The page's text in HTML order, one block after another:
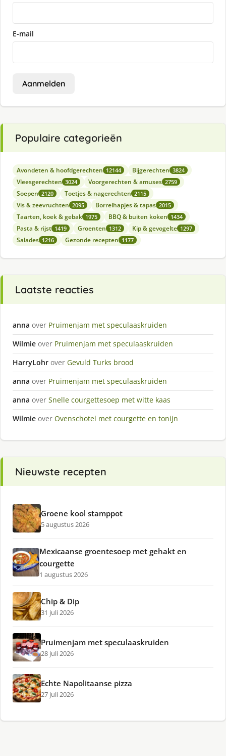
E-mail
Aanmelden
Populaire categorieën
Avondeten & hoofdgerechten 12144 Bijgerechten 3824
Vleesgerechten 3024 Voorgerechten & amuses 2759
Soepen 2120 Toetjes & nagerechten 2115
Vis & zeevruchten 2095 Borrelhapjes & tapas 2015
Taarten, koek & gebak 1975 BBQ & buiten koken 1434
Pasta & rijst 1419 Groenten 1312 Kip & gevogelte 1297
Salades 1216 Gezonde recepten 1177
Laatste reacties
anna over Pruimenjam met speculaaskruiden
Wilmie over Pruimenjam met speculaaskruiden
HarryLohr over Gevuld Turks brood
anna over Pruimenjam met speculaaskruiden
anna over Snelle courgettesoep met witte kaas
Wilmie over Ovenschotel met courgette en tonijn
Nieuwste recepten
Groene kool stamppot
5 augustus 2026
Mexicaanse groentesoep met gehakt en
courgette
1 augustus 2026
Chip & Dip
31 juli 2026
Pruimenjam met speculaaskruiden
28 juli 2026
Echte Napolitaanse pizza
27 juli 2026